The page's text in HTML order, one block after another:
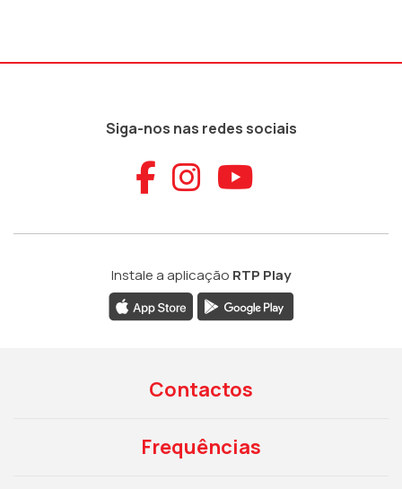
Siga-nos nas redes sociais
Aceder ao
Aceder ao
Aceder
Instale a aplicação RTP Play
Contactos
Frequências